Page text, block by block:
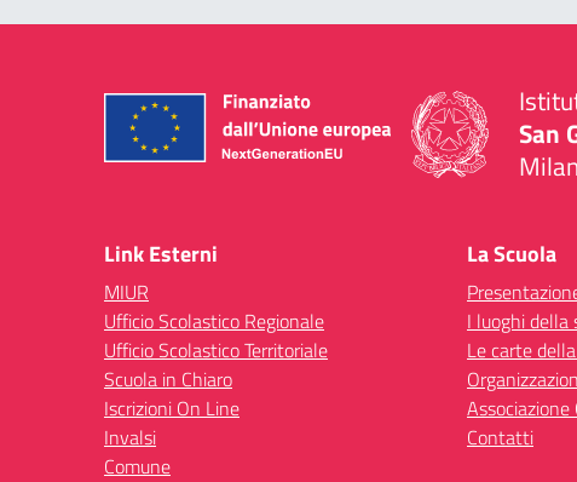
San
Link Esterni
MIUR
Ufficio Scolastico Regionale
Ufficio Scolastico Territoriale
Scuola in Chiaro
Iscrizioni On Line
Invalsi
Comune
La Scuola
I luoghi della
Le carte
Contatti